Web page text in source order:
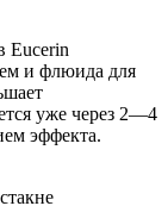
Eucerin
и флюида для
уже через 2—4
эффекта.